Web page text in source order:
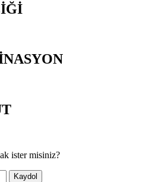
ister misiniz?